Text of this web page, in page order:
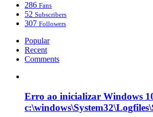
286 Fans
52 Subscribers
307 Followers
Popular
Recent
Comments
Erro ao inicializar Windows